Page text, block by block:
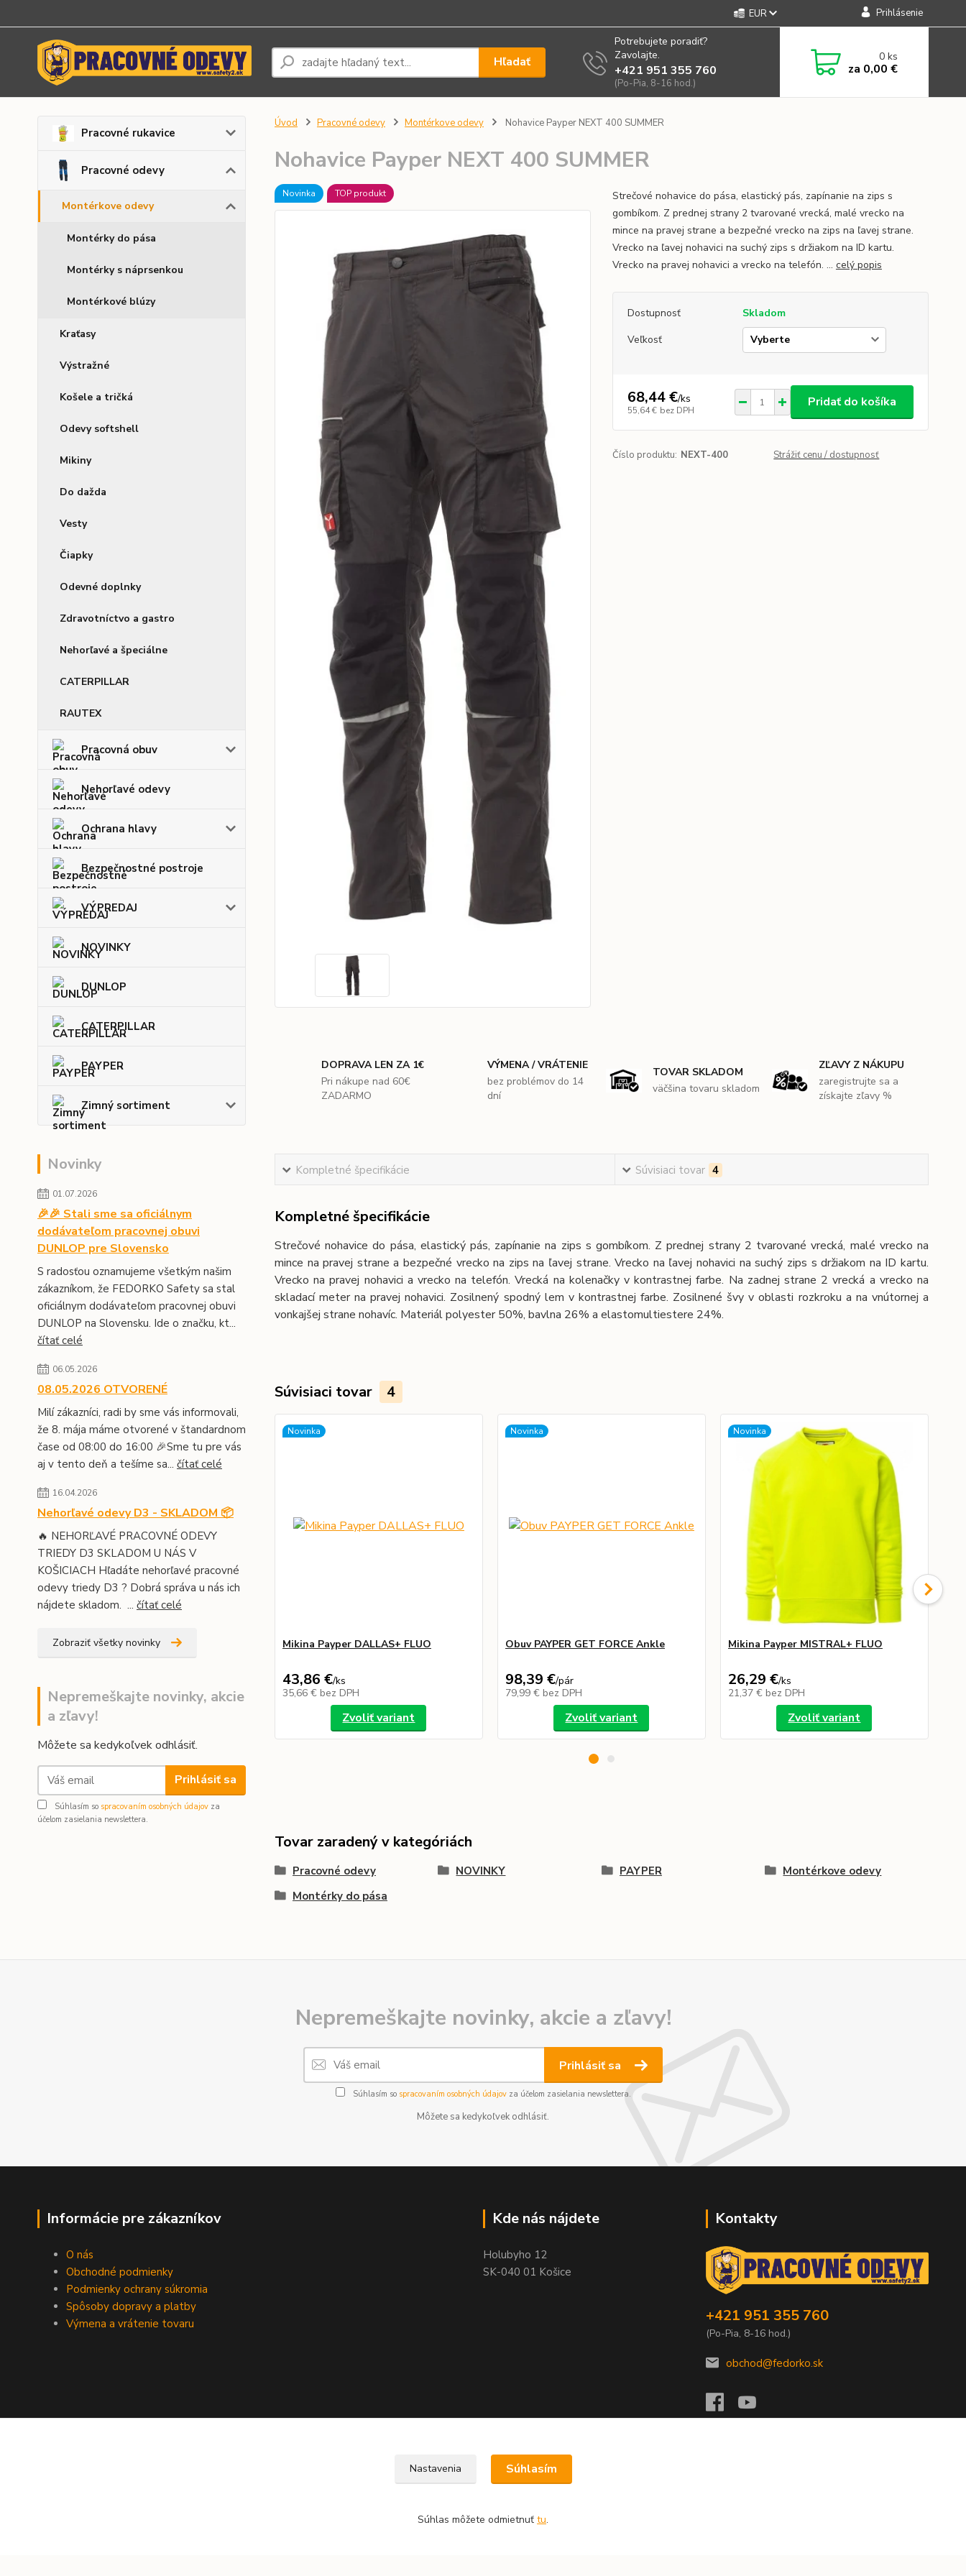
EUR Prihlásenie
Hľadať
Potrebujete poradiť?
Zavolajte.
+421 951 355 760
(Po-Pia, 8-16 hod.)
0ks
za 0,00 €
Pracovné rukavice
Pracovné odevy
Montérkove odevy
Montérky do pása
Montérky s náprsenkou
Montérkové blúzy
Kraťasy
Výstražné
Košele a tričká
Odevy softshell
Mikiny
Do dažda
Vesty
Čiapky
Odevné doplnky
Zdravotníctvo a gastro
Nehorľavé a špeciálne
CATERPILLAR
RAUTEX
Pracovná obuv
Nehorľavé odevy
Ochrana hlavy
Bezpečnostné postroje
VÝPREDAJ
NOVINKY
DUNLOP
CATERPILLAR
PAYPER
Zimný sortiment
Novinky
01.07.2026
🎉🎉 Stali sme sa oficiálnym
dodávateľom pracovnej obuvi
DUNLOP pre Slovensko
S radosťou oznamujeme všetkým našim
zákazníkom, že FEDORKO Safety sa stal
oficiálnym dodávateľom pracovnej obuvi
DUNLOP na Slovensku. Ide o značku, kt...
čítať celé
06.05.2026
08.05.2026 OTVORENÉ
Milí zákazníci, radi by sme vás informovali,
že 8. mája máme otvorené v štandardnom
čase od 08:00 do 16:00 🎉Sme tu pre vás
aj v tento deň a tešíme sa... čítať celé
16.04.2026
Nehorľavé odevy D3 - SKLADOM 📦
🔥 NEHORĽAVÉ PRACOVNÉ ODEVY
TRIEDY D3 SKLADOM U NÁS V
KOŠICIACH Hľadáte nehorľavé pracovné
odevy triedy D3 ? Dobrá správa u nás ich
nájdete skladom. ... čítať celé
Zobraziť všetky novinky
Nepremeškajte novinky, akcie
a zľavy!
Môžete sa kedykoľvek odhlásiť.
Prihlásiť sa
Súhlasím so spracovaním osobných údajov za
účelom zasielania newslettera.
Úvod Pracovné odevy Montérkove odevy Nohavice Payper NEXT 400 SUMMER
Nohavice Payper NEXT 400 SUMMER
Novinka TOP produkt
Strečové nohavice do pása, elastický pás, zapínanie na zips s
gombíkom. Z prednej strany 2 tvarované vrecká, malé vrecko na
mince na pravej strane a bezpečné vrecko na zips na ľavej strane.
Vrecko na ľavej nohavici na suchý zips s držiakom na ID kartu.
Vrecko na pravej nohavici a vrecko na telefón. ... celý popis
Dostupnosť
Skladom
Veľkosť
68,44 €/ks
55,64 € bez DPH
Pridať do košíka
Číslo produktu: NEXT-400 Strážiť cenu / dostupnosť
DOPRAVA LEN ZA 1€
Pri nákupe nad 60€
ZADARMO
VÝMENA / VRÁTENIE
bez problémov do 14
dní
TOVAR SKLADOM
väčšina tovaru skladom
ZĽAVY Z NÁKUPU
zaregistrujte sa a
získajte zľavy %
Kompletné špecifikácie Súvisiaci tovar 4
Kompletné špecifikácie
Strečové nohavice do pása, elastický pás, zapínanie na zips s gombíkom. Z prednej strany 2 tvarované vrecká, malé vrecko na
mince na pravej strane a bezpečné vrecko na zips na ľavej strane. Vrecko na ľavej nohavici na suchý zips s držiakom na ID kartu.
Vrecko na pravej nohavici a vrecko na telefón. Vrecká na kolenačky v kontrastnej farbe. Na zadnej strane 2 vrecká a vrecko na
skladací meter na pravej nohavici. Zosilnený spodný lem v kontrastnej farbe. Zosilnené švy v oblasti rozkroku a na vnútornej a
vonkajšej strane nohavíc. Materiál polyester 50%, bavlna 26% a elastomultiestere 24%.
Súvisiaci tovar 4
Novinka
Mikina Payper DALLAS+ FLUO
43,86 €/ks
35,66 € bez DPH
Zvoliť variant
Novinka
Obuv PAYPER GET FORCE Ankle
98,39 €/pár
79,99 € bez DPH
Zvoliť variant
Novinka
Mikina Payper MISTRAL+ FLUO
26,29 €/ks
21,37 € bez DPH
Zvoliť variant
Tovar zaradený v kategóriách
Pracovné odevy NOVINKY PAYPER
Montérkove odevy
Montérky do pása
Nepremeškajte novinky, akcie a zľavy!
Prihlásiť sa
Súhlasím so spracovaním osobných údajovza účelom zasielania newslettera.
Môžete sa kedykoľvek odhlásiť.
Informácie pre zákazníkov
O nás
Obchodné podmienky
Podmienky ochrany súkromia
Spôsoby dopravy a platby
Výmena a vrátenie tovaru
Kde nás nájdete
Holubyho 12
SK-040 01 Košice
Kontakty
+421 951 355 760
(Po-Pia, 8-16 hod.)
obchod@fedorko.sk
Nastavenia Súhlasím
Súhlas môžete odmietnuť tu.